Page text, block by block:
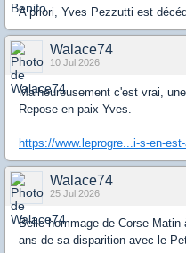
A priori, Yves Pezzutti est
Walace74
10 Jul 2026
Malheureusement c'est vrai,
Repose en paix Yves.
https://www.leprogre...i-s-en-
Walace74
25 Jul 2026
Belle hommage de Corse
ans de sa disparition avec le